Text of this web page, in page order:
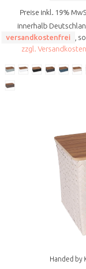
Preise inkl. 19%
innerhalb
versandkostenfrei
,
zzgl.
Handed by